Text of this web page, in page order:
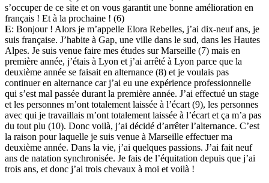
s’occuper de ce site et on vous garantit une bonne amélioration en
français ! Et à la prochaine ! (6)
E: Bonjour ! Alors je m’appelle Elora Rebelles, j’ai dix-neuf ans, je
suis française. J’habite à Gap, une ville dans le sud, dans les Hautes
Alpes. Je suis venue faire mes études sur Marseille (7) mais en
première année, j’étais à Lyon et j’ai arrêté à Lyon parce que la
deuxième année se faisait en alternance (8) et je voulais pas
continuer en alternance car j’ai eu une expérience professionnelle
qui s’est mal passée durant la première année. J’ai effectué un stage
et les personnes m’ont totalement laissée à l’écart (9), les personnes
avec qui je travaillais m’ont totalement laissée à l’écart et ça m’a pas
du tout plu (10). Donc voilà, j’ai décidé d’arrêter l’alternance. C’est
la raison pour laquelle je suis venue à Marseille effectuer ma
deuxième année. Dans la vie, j’ai quelques passions. J’ai fait neuf
ans de natation synchronisée. Je fais de l’équitation depuis que j’ai
trois ans, et donc j’ai trois chevaux à moi et voilà !